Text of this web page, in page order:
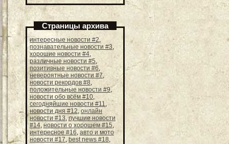
Страницы архива
интересные новости #2,
познавательные новости #3,
хорошие новости #4,
различные новости #5,
позитивные новости #6,
невероятные новости #7,
новости рекордов #8,
положительные новости #9,
новости обо всём #10,
сегодняйшие новости #11,
новости дня #12, онлайн
новости #13,лучшие новости
#14, новости о хорошем #15,
интересное #16, авто и мото
новости #17, best news #18,